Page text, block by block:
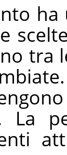
ha
tra
La